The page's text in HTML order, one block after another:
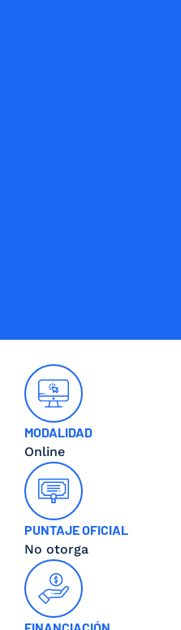
MODALIDAD
Online
PUNTAJE OFICIAL
No otorga